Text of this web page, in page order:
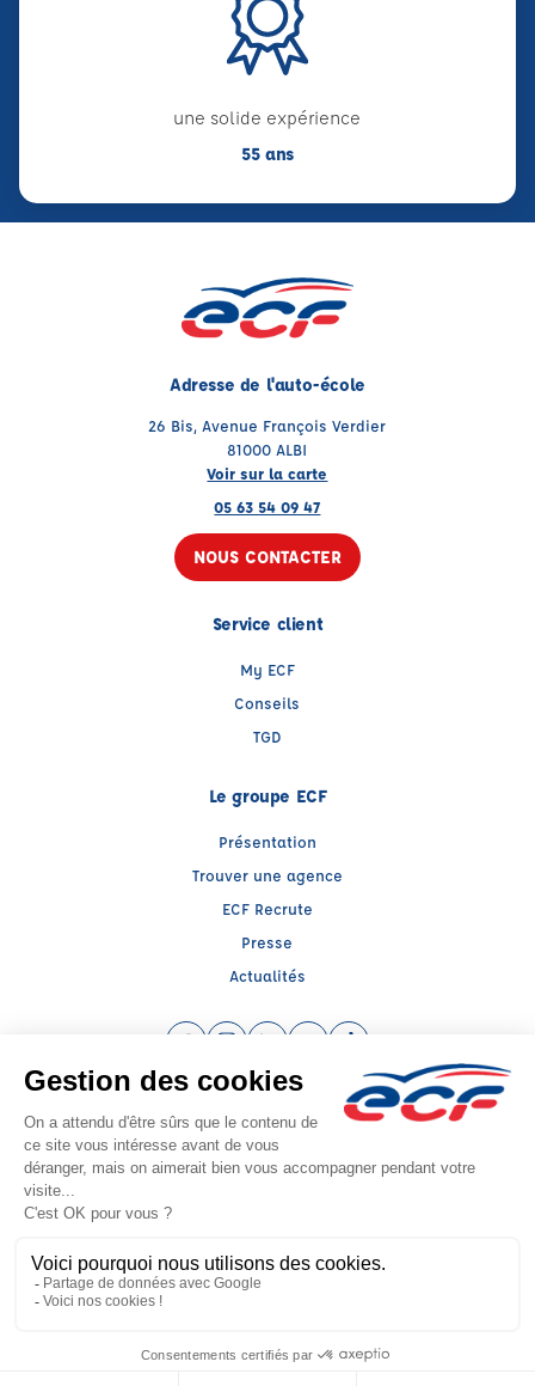
une solide expérience
55 ans
Adresse de l'auto-école
26 Bis, Avenue François Verdier
81000 ALBI
Voir sur la carte
05 63 54 09 47
NOUS CONTACTER
Service client
My ECF
Conseils
TGD
Le groupe ECF
Présentation
Trouver une agence
ECF Recrute
Presse
Actualités
Instagram (nouvelle fenêtre)
LinkedIn (nouvelle fenêtre)
YouTube (nouvelle fenêtre)
TikTok (nouvelle
Raison sociale : AUTO ECOLE PICCO PECHBERTY - Capital social: 4573€
SIREN: 404281826 - Numéro de TVA intracommunautaire: FR 73 404281826
Agrément n°E1108103140
Siège social : 5, Rue Sere de Rivières , ALBI (81000) - Représentant légal :